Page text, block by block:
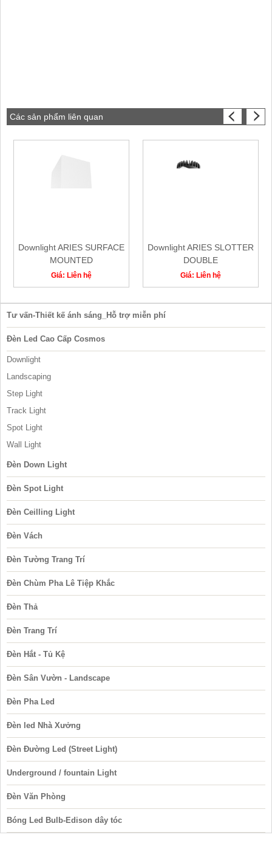
Các sản phẩm liên quan
Downlight ARIES SURFACE
MOUNTED
Giá: Liên hệ
Downlight ARIES SLOTTER
DOUBLE
Giá: Liên hệ
Tư vấn-Thiết kế ánh sáng_Hỗ trợ miễn phí
Đèn Led Cao Cấp Cosmos
Downlight
Landscaping
Step Light
Track Light
Spot Light
Wall Light
Đèn Down Light
Đèn Spot Light
Đèn Ceilling Light
Đèn Vách
Đèn Tường Trang Trí
Đèn Chùm Pha Lê Tiệp Khắc
Đèn Thả
Đèn Trang Trí
Đèn Hắt - Tủ Kệ
Đèn Sân Vườn - Landscape
Đèn Pha Led
Đèn led Nhà Xưởng
Đèn Đường Led (Street Light)
Underground / fountain Light
Đèn Văn Phòng
Bóng Led Bulb-Edison dây tóc